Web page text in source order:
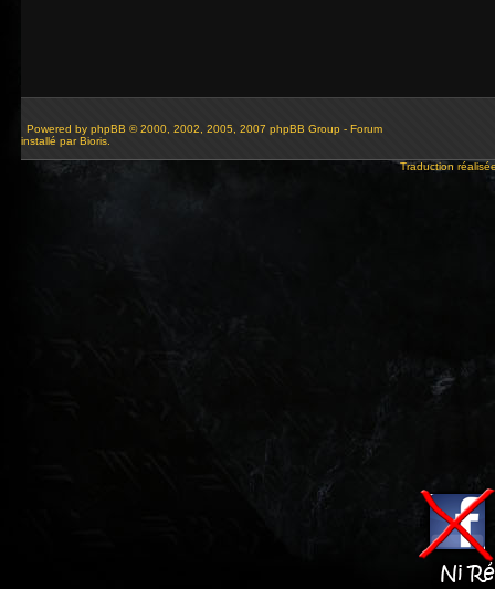
Powered by phpBB © 2000, 2002, 2005, 2007 phpBB Group - Forum
installé par Bioris.
Traduction